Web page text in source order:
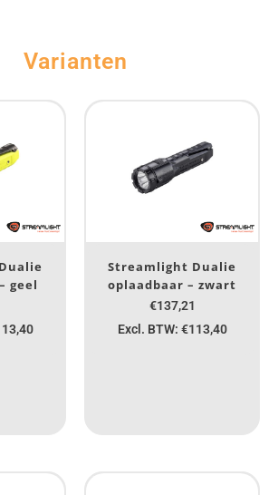
Varianten
geel
Streamlight Dualie
oplaadbaar – zwart
€137,21
Excl. BTW: €113,40